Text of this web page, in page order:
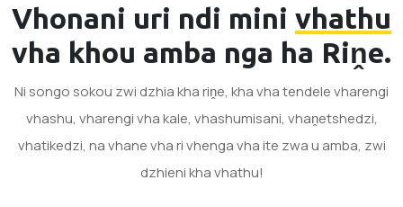
Vhonani uri ndi mini vhathu
vha khou amba nga ha Riṋe.
Ni songo sokou zwi dzhia kha riṋe, kha vha tendele vharengi
vhashu, vharengi vha kale, vhashumisani, vhaṋetshedzi,
vhatikedzi, na vhane vha ri vhenga vha ite zwa u amba, zwi
dzhieni kha vhathu!